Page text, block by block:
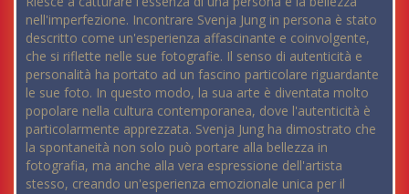
nell'imperfezione. Incontrare Svenja Jung in persona è stato
descritto come un'esperienza affascinante e coinvolgente,
che si riflette nelle sue fotografie. Il senso di autenticità e
personalità ha portato ad un fascino particolare riguardante
le sue foto. In questo modo, la sua arte è diventata molto
popolare nella cultura contemporanea, dove l'autenticità è
particolarmente apprezzata. Svenja Jung ha dimostrato che
la spontaneità non solo può portare alla bellezza in
fotografia, ma anche alla vera espressione dell'artista
stesso, creando un'esperienza emozionale unica per il